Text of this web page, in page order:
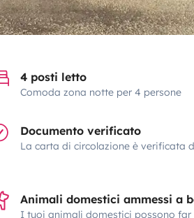
4 posti letto
Comoda zona notte per 4 persone
Documento verificato
La carta di circolazione è verificata
Animali domestici ammessi a
I tuoi animali domestici possono far